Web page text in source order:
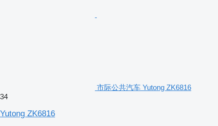
市际公共汽车 Yutong ZK6816
34
Yutong ZK6816